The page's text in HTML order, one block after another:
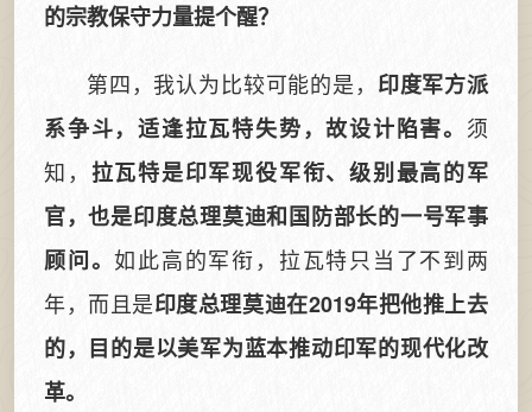
的宗教保守力量提个醒？
第四，我认为比较可能的是， 印度军方派
系争斗，适逢拉瓦特失势，故设计陷害。 须
知， 拉瓦特是印军现役军衔、级别最高的军
官，也是印度总理莫迪和国防部长的一号军事
顾问。如此高的军衔，拉瓦特只当了不到两
年，而且是印度总理莫迪在2019年把他推上去
的，目的是以美军为蓝本推动印军的现代化改
革。